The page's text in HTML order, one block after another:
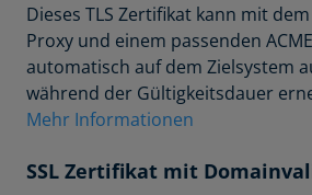
Dieses TLS Zertifikat kann mit dem
Proxy und einem passenden
automatisch auf dem Zielsystem
während der Gültigkeitsdauer
Mehr Informationen
SSL Zertifikat mit